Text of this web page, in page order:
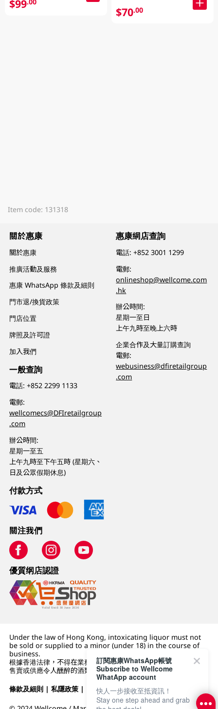
$99
$70.00
Item code: 131318
關於惠康
關於惠康
推廣活動及服務
惠康 WhatsApp 條款及細則
門市退/換貨政策
門店位置
牌照及許可證
加入我們
一般查詢
電話:+852 2299 1133
電郵:
wellcomecs@DFIretailgroup
.com
辦公時間:
星期一至五
上午九時至下午五時 (星期六、
日及公眾假期休息)
惠康網店查詢
電話:+852 3001 1299
電郵:
onlineshop@wellcome.com
.hk
辦公時間:
星期一至日
上午九時至晚上六時
企業合作及大量訂購查詢
電郵:
webusiness@dfiretailgroup
.com
付款方式
關注我們
優質纲店認證
Under the law of Hong Kong, intoxicating liquor must not
be sold or supplied to a minor (under 18) in the course of
business.
根據香港法律，不得在業務過程中，向未成年人 (18 歲以下人士)
售賣或供應令人醺醉的酒類。
條款及細則 |私隱政策 | DFI零售集團
訂閱惠康WhatsApp帳號
Subscribe to Wellcome
WhatApp account
快人一步接收至抵資訊！
Stay one step ahead and grab